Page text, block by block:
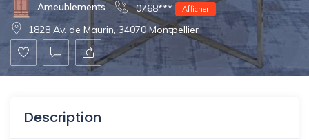
Ameublements 0768*** Afficher
1828 Av. de Maurin, 34070 Montpellier
Description